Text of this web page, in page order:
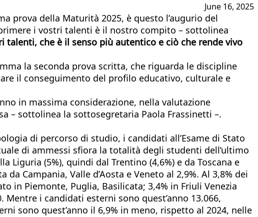
June 16, 2025
prova della Maturità 2025, è questo l’augurio del
i vostri talenti è il nostro compito – sottolinea
che è il senso più autentico e ciò che rende vivo
la seconda prova scritta, che riguarda le discipline
il conseguimento del profilo educativo, culturale e
in massima considerazione, nella valutazione
– sottolinea la sottosegretaria Paola Frassinetti –.
di percorso di studio, i candidati all’Esame di Stato
di ammessi sfiora la totalità degli studenti dell’ultimo
Liguria (5%), quindi dal Trentino (4,6%) e da Toscana e
Campania, Valle d’Aosta e Veneto al 2,9%. Al 3,8% dei
in Piemonte, Puglia, Basilicata; 3,4% in Friuli Venezia
i candidati esterni sono quest’anno 13.066,
sono quest’anno il 6,9% in meno, rispetto al 2024, nelle